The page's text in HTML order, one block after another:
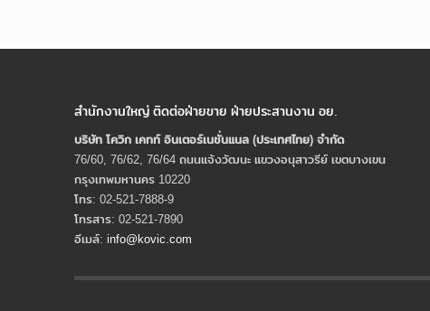
สำนักงานใหญ่ ติดต่อฝ่ายขาย ฝ่ายประสานงาน อย.
บริษัท โควิก เคทท์ อินเตอร์เนชั่นแนล (ประเทศไทย) จํากัด
76/60, 76/62, 76/64 ถนนแจ้งวัฒนะ แขวงอนุสาวรีย์ เขตบางเขน
กรุงเทพมหานคร 10220
โทร: 02-521-7888-9
โทรสาร: 02-521-7890
อีเมล์: info@kovic.com